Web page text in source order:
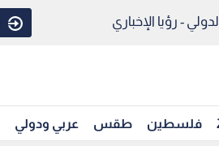
- رؤيا الإخباري
فلسطين طقس عربي ودولي